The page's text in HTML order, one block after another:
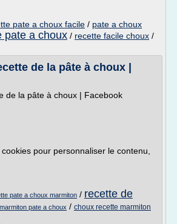
pate a choux facile / pate a choux
pate a choux / recette facile choux /
de la pâte à choux |
de la pâte à choux | Facebook
pour personnaliser le contenu,
pate a choux marmiton / recette de
marmiton pate a choux / choux recette marmiton